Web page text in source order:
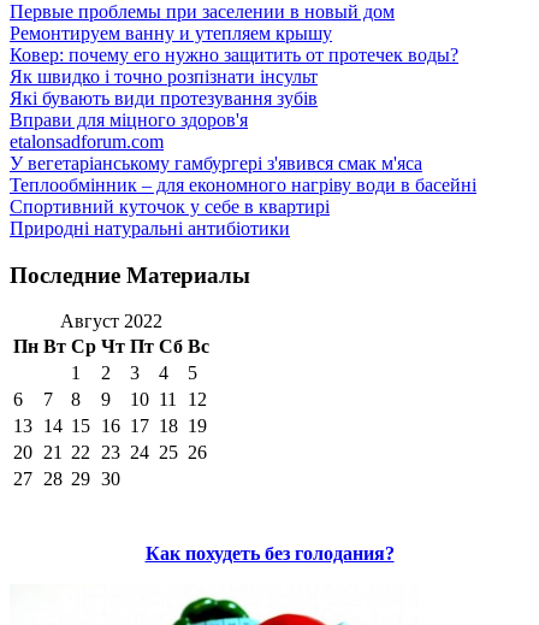
Первые проблемы при заселении в новый дом
Ремонтируем ванну и утепляем крышу
Ковер: почему его нужно защитить от протечек воды?
Як швидко і точно розпізнати інсульт
Які бувають види протезування зубів
Вправи для міцного здоров'я
etalonsadforum.com
У вегетаріанському гамбургері з'явився смак м'яса
Теплообмінник – для економного нагріву води в басейні
Спортивний куточок у себе в квартирі
Природні натуральні антибіотики
Последние Материалы
Август 2022
Пн Вт Ср Чт Пт Сб Вс
1
2 3 4
5
6
7 8 9 10 11
12
13 14 15 16 17 18 19
20 21 22 23 24 25 26
27 28 29 30
Как похудеть без голодания?